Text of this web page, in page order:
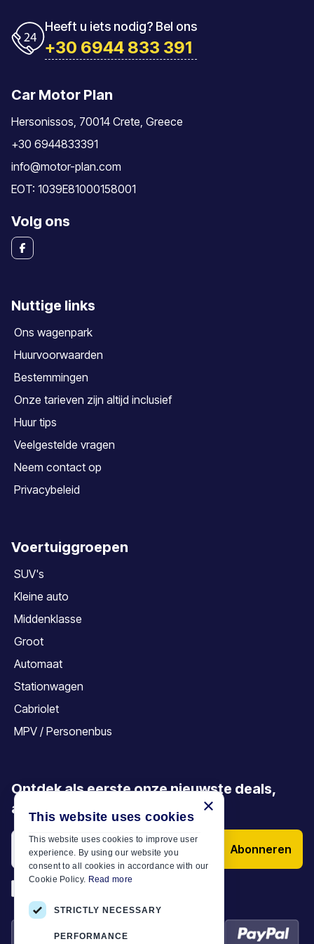
Heeft u iets nodig? Bel ons
+30 6944 833 391
Car Motor Plan
Hersonissos, 70014 Crete, Greece
+30 6944833391
info@motor-plan.com
EOT: 1039E81000158001
Volg ons
Nuttige links
Ons wagenpark
Huurvoorwaarden
Bestemmingen
Onze tarieven zijn altijd inclusief
Huur tips
Veelgestelde vragen
Neem contact op
Privacybeleid
Voertuiggroepen
SUV's
Kleine auto
Middenklasse
Groot
Automaat
Stationwagen
Cabriolet
MPV / Personenbus
Ontdek als eerste onze nieuwste deals,
aanbiedingen en artikelen
Abonneren
×
This website uses cookies
This website uses cookies to improve user
experience. By using our website you
consent to all cookies in accordance with our
Cookie Policy. Read more
STRICTLY NECESSARY
PERFORMANCE